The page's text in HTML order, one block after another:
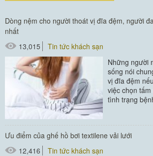
Dòng nệm cho người thoát vị đĩa đệm, người
nhất
13,015
Tin tức khách sạn
Những người
sống nói
vị đĩa đệm
việc chọn
tình trạng
#thiết bị
Ưu điểm của ghế hồ bơi textilene vải lưới
12,416
Tin tức khách sạn